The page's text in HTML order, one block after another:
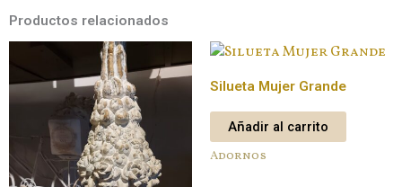
Productos relacionados
Silueta Mujer Grande
Añadir al carrito
Adornos